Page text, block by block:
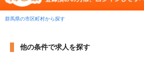
群馬県の市区町村から探す
他の条件で求人を探す